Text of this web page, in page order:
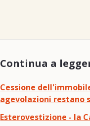
Continua a
Cessione
agevolazioni restano
Esterovestizione - la